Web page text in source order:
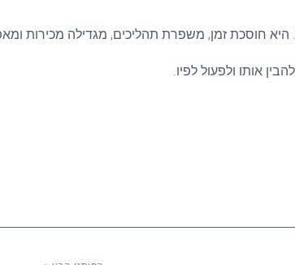
אותו ולפעול לפיו.